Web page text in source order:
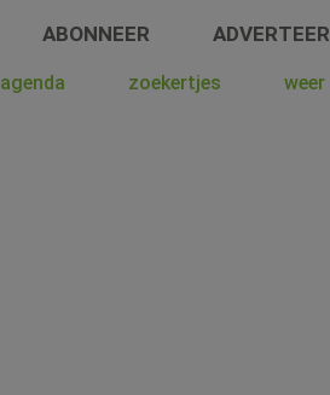
ABONNEER ADVERTEER
agenda zoekertjes weer